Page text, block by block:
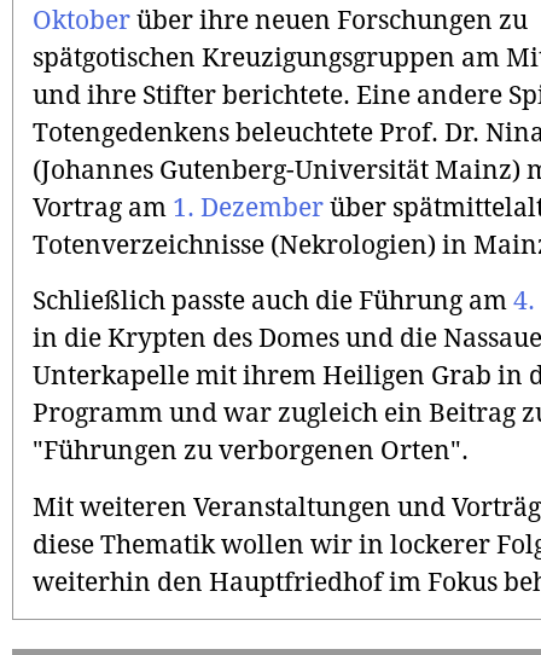
Oktober über ihre neuen Forschungen zu
spätgotischen Kreuzigungsgruppen am
und ihre Stifter berichtete. Eine andere
Totengedenkens beleuchtete Prof. Dr.
(Johannes Gutenberg-Universität Mainz)
Vortrag am 1. Dezember über
Totenverzeichnisse (Nekrologien) in
Schließlich passte auch die Führung am
in die Krypten des Domes und die
Unterkapelle mit ihrem Heiligen Grab in
Programm und war zugleich ein Beitrag
"Führungen zu verborgenen Orten".
Mit weiteren Veranstaltungen und
diese Thematik wollen wir in lockerer
weiterhin den Hauptfriedhof im Fokus